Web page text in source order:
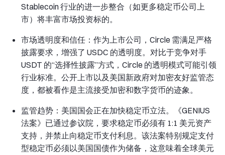
Stablecoin 行业的进一步整合（如更多稳定币公司上
市）将丰富市场投资标的。
市场透明度和信任：作为上市公司，Circle 需满足严格
披露要求，增强了 USDC 的透明度。对比于竞争对手
USDT 的“选择性披露”方式，Circle 的透明模式可能引领
行业标准。公开上市以及美国新政府对加密友好监管态
度，都被看作是主流接受加密和数字货币的迹象。
监管趋势：美国国会正在加快稳定币立法。《GENIUS
法案》已通过参议院，要求稳定币必须有 1:1 美元资产
支持，并禁止向稳定币支付利息。该法案特别规定支付
型稳定币必须以美国国债作为储备，这意味着全球美元